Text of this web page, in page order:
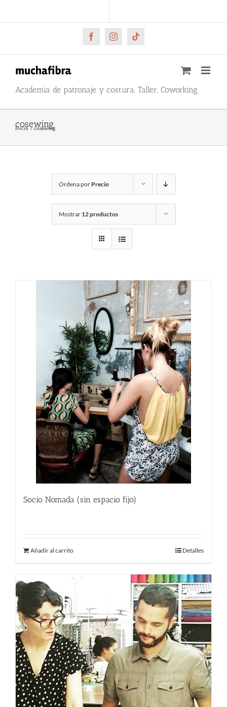
al
FacebookInstagramTiktok
Academia de patronaje y costura, Taller, Coworking
cosewing
Inicio cosewing
Ordena por Precio
Mostrar 12 productos
Socio Nomada (sin espacio fijo)
Añadir al carrito Detalles